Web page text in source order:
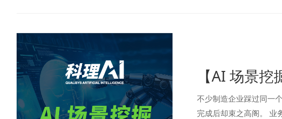
不少制造企业踩过同一
完成后却束之高阁。 业